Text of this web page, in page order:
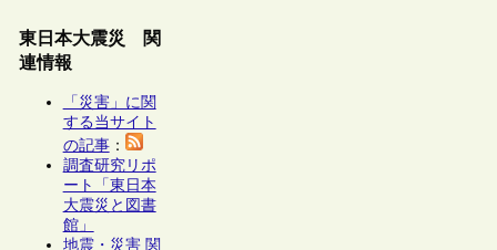
東日本大震災 関
連情報
「災害」に関
する当サイト
の記事：
調査研究リポ
ート「東日本
大震災と図書
館」
地震・災害 関